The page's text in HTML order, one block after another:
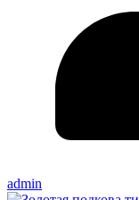
admin